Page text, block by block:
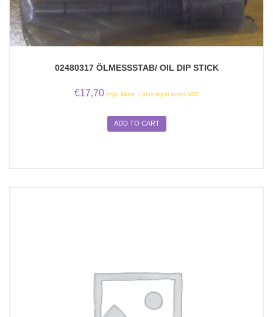
02480317 ÖLMESSSTAB/ OIL DIP STICK
€17,70 zzgl. Mwst. / plus legal taxes VAT
ADD TO CART